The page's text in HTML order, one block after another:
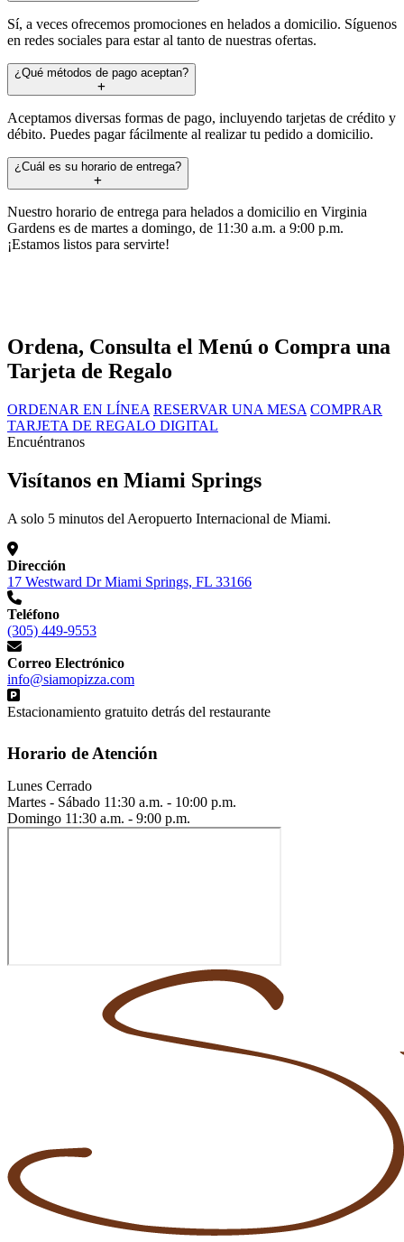
Sí, a veces ofrecemos promociones en helados a domicilio. Síguenos
en redes sociales para estar al tanto de nuestras ofertas.
¿Qué métodos de pago aceptan?
Aceptamos diversas formas de pago, incluyendo tarjetas de crédito y
débito. Puedes pagar fácilmente al realizar tu pedido a domicilio.
¿Cuál es su horario de entrega?
Nuestro horario de entrega para helados a domicilio en Virginia
Gardens es de martes a domingo, de 11:30 a.m. a 9:00 p.m.
¡Estamos listos para servirte!
Ordena, Consulta el Menú o Compra una
Tarjeta de Regalo
ORDENAR EN LÍNEA RESERVAR UNA MESA COMPRAR
TARJETA DE REGALO DIGITAL
Encuéntranos
Visítanos en Miami Springs
A solo 5 minutos del Aeropuerto Internacional de Miami.
Dirección
17 Westward Dr Miami Springs, FL 33166
Teléfono
(305) 449-9553
Correo Electrónico
info@siamopizza.com
Estacionamiento gratuito detrás del restaurante
Horario de Atención
Lunes Cerrado
Martes - Sábado 11:30 a.m. - 10:00 p.m.
Domingo 11:30 a.m. - 9:00 p.m.